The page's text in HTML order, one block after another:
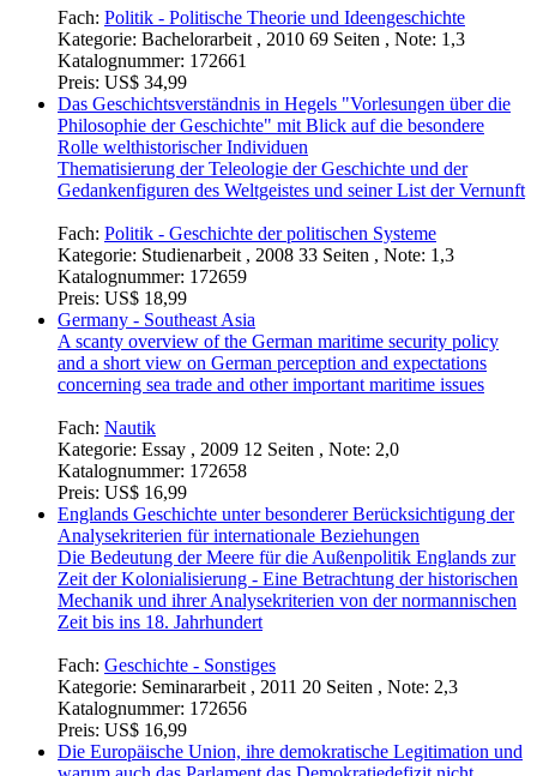
Zu Carl Schmitt: Land und Meer
Eine politiktheoretische Betrachtung der Freiheit der Meere
und des Piratentums
Fach:Politik - Politische Theorie und Ideengeschichte
Kategorie:Bachelorarbeit , 2010 69 Seiten , Note: 1,3
Katalognummer:172661
Preis:US$ 34,99
Das Geschichtsverständnis in Hegels "Vorlesungen über die
Rolle welthistorischer Individuen
Thematisierung der Teleologie der Geschichte und der
Gedankenfiguren des Weltgeistes und seiner List der Vernunft
Fach:Politik - Geschichte der politischen Systeme
Kategorie: Studienarbeit , 2008 33 Seiten , Note: 1,3
Preis: US$ 18,99
Germany - Southeast Asia
A scanty overview of the German maritime security policy
and a short view on German perception and expectations
concerning sea trade and other important maritime issues
Fach:Nautik
Kategorie:Essay , 2009 12 Seiten , Note: 2,0
Katalognummer:172658
Preis:US$ 16,99
Analysekriterien für internationale Beziehungen
Die Bedeutung der Meere für die Außenpolitik Englands zur
Zeit der Kolonialisierung - Eine Betrachtung der historischen
Mechanik und ihrer Analysekriterien von der normannischen
Zeit bis ins 18. Jahrhundert